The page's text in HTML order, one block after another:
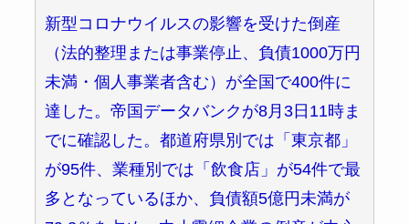
新型コロナウイルスの影響を受けた倒産
（法的整理または事業停止、負債1000万円
未満・個人事業者含む）が全国で400件に
達した。帝国データバンクが8月3日11時ま
でに確認した。都道府県別では「東京都」
が95件、業種別では「飲食店」が54件で最
多となっているほか、負債額5億円未満が